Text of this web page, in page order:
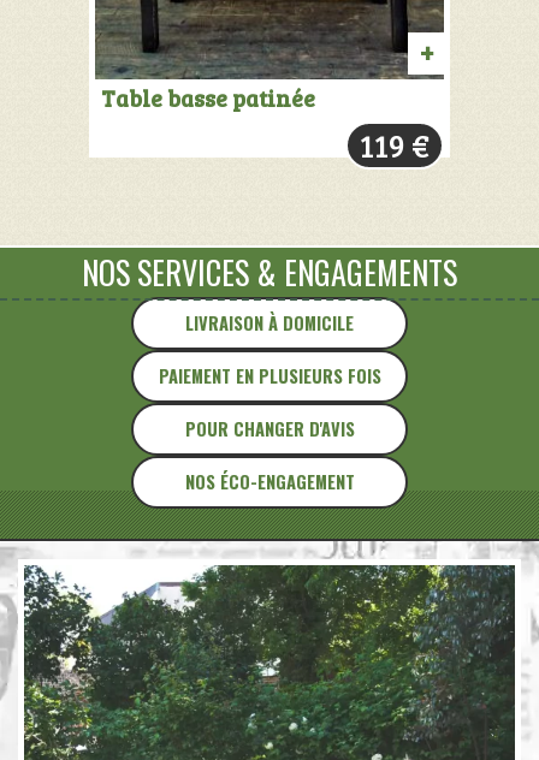
PANIER
Table basse patinée
119 €
LIVRAISON À DOMICILE
PAIEMENT EN PLUSIEURS FOIS
NOS SERVICES & ENGAGEMENTS
POUR CHANGER D'AVIS
NOS ÉCO-ENGAGEMENT